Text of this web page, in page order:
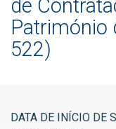
de
Património
522)
DATA DE INÍCIO DE